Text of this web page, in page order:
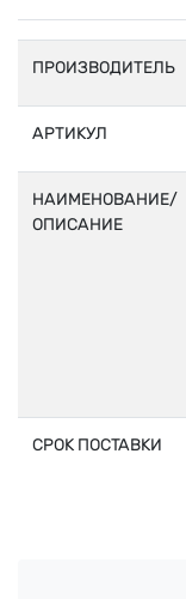
ПРОИЗВОДИТЕЛЬ
АРТИКУЛ
НАИМЕНОВАНИЕ/
ОПИСАНИЕ
СРОК ПОСТАВКИ